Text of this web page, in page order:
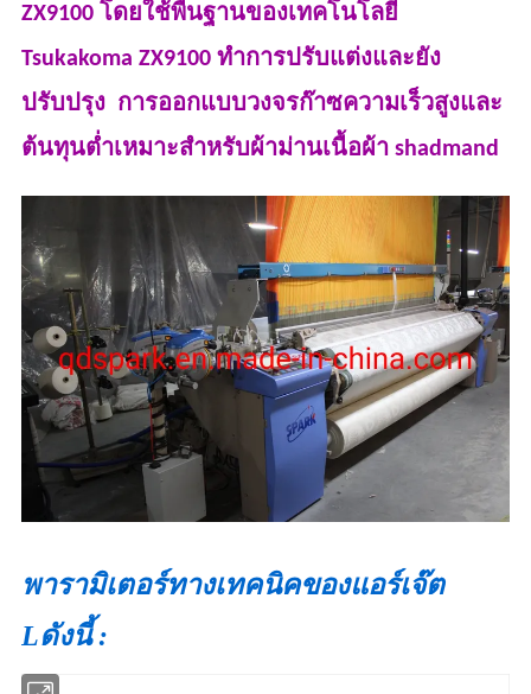
ZX9100 โดยใช้พื้นฐานของเทคโนโลยี
Tsukakoma ZX9100 ทำการปรับแต่งและยัง
ปรับปรุง การออกแบบวงจรก๊าซความเร็วสูงและ
ต้นทุนต่ำเหมาะสำหรับผ้าม่านเนื้อผ้า shadmand
พารามิเตอร์ทางเทคนิคของแอร์เจ๊ต
Lดังนี้ :